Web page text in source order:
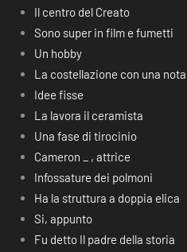
Il centro del Creato
Sono super in film e fumetti
Un hobby
La costellazione con una
Idee fisse
La lavora il ceramista
Una fase di tirocinio
Cameron _ , attrice
Infossature dei polmoni
Ha la struttura a doppia elica
Si, appunto
Fu detto Il padre della storia